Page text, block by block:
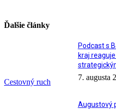
Ďalšie články
Cestovný ruch
Podcast s
kraj
7. augusta
Augustový